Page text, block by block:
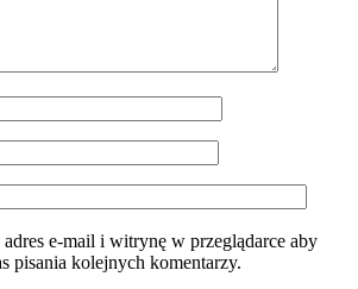
adres e-mail i witrynę w przeglądarce aby
pisania kolejnych komentarzy.